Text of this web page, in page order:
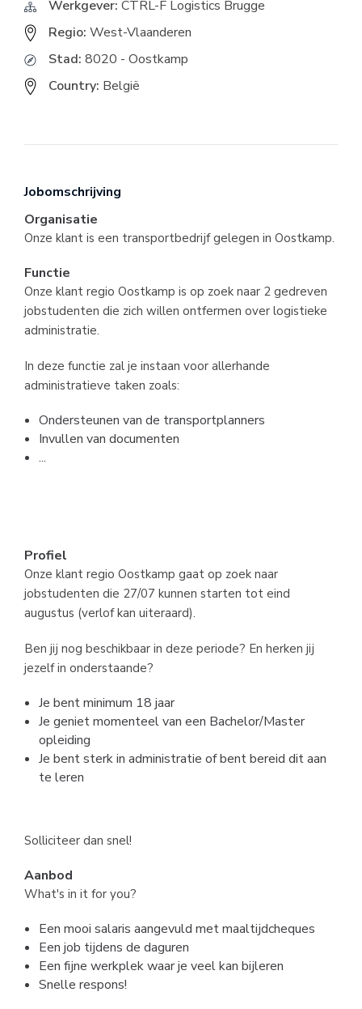
Werkgever: CTRL-F Logistics Brugge
Regio: West-Vlaanderen
Stad: 8020 - Oostkamp
Country: België
Jobomschrijving
Organisatie
Onze klant is een transportbedrijf gelegen in Oostkamp.
Functie
Onze klant regio Oostkamp is op zoek naar 2 gedreven
jobstudenten die zich willen ontfermen over logistieke
administratie.
In deze functie zal je instaan voor allerhande
administratieve taken zoals:
Ondersteunen van de transportplanners
Invullen van documenten
...
Profiel
Onze klant regio Oostkamp gaat op zoek naar
jobstudenten die 27/07 kunnen starten tot eind
augustus (verlof kan uiteraard).
Ben jij nog beschikbaar in deze periode? En herken jij
jezelf in onderstaande?
Je bent minimum 18 jaar
Je geniet momenteel van een Bachelor/Master
opleiding
Je bent sterk in administratie of bent bereid dit aan
te leren
Solliciteer dan snel!
Aanbod
What's in it for you?
Een mooi salaris aangevuld met maaltijdcheques
Een job tijdens de daguren
Een fijne werkplek waar je veel kan bijleren
Snelle respons!